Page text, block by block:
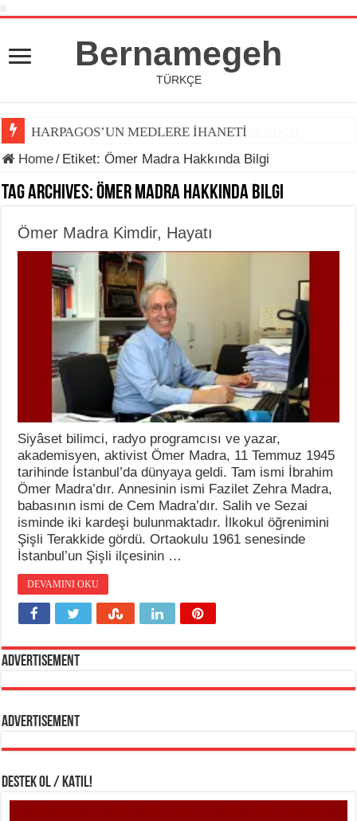
Bernamegeh
TÜRKÇE
HARPAGOS’UN MEDLERE İHANETİ
Home/ Etiket:Ömer Madra Hakkında Bilgi
Tag Archives:Ömer Madra Hakkında Bilgi
Ömer Madra Kimdir, Hayatı
Siyâset bilimci, radyo programcısı ve yazar,
akademisyen, aktivist Ömer Madra, 11 Temmuz 1945
tarihinde İstanbul’da dünyaya geldi. Tam ismi İbrahim
Ömer Madra’dır. Annesinin ismi Fazilet Zehra Madra,
babasının ismi de Cem Madra’dır. Salih ve Sezai
isminde iki kardeşi bulunmaktadır. İlkokul öğrenimini
Şişli Terakkide gördü. Ortaokulu 1961 senesinde
İstanbul’un Şişli ilçesinin …
DEVAMINI OKU
Advertisement
Advertisement
DESTEK OL / KATIL!